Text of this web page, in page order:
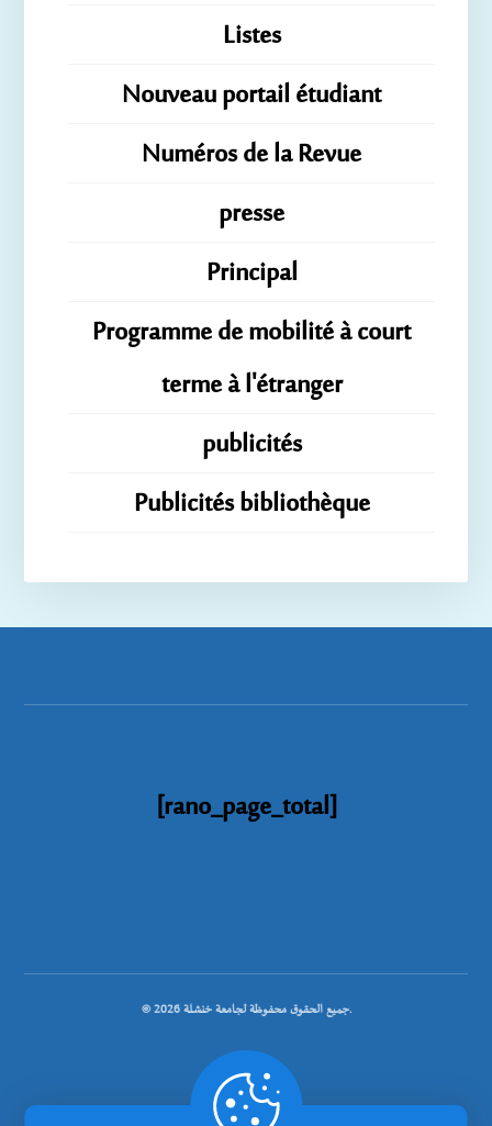
Listes
Nouveau portail étudiant
Numéros de la Revue
presse
Principal
Programme de mobilité à court
terme à l'étranger
publicités
Publicités bibliothèque
[rano_page_total]
© جميع الحقوق محفوظة لجامعة خنشلة 2026.
.